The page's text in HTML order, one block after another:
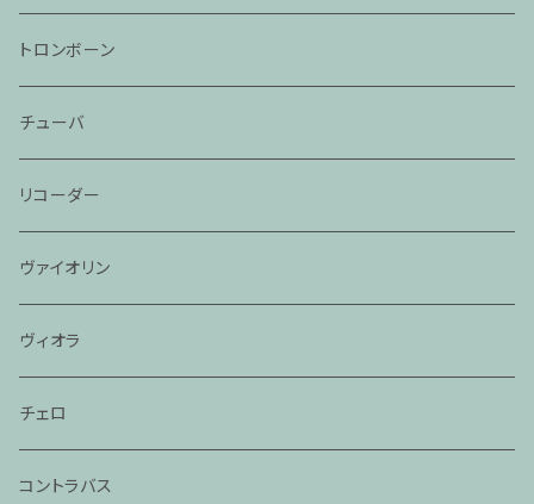
トロンボーン
チューバ
リコーダー
ヴァイオリン
ヴィオラ
チェロ
コントラバス